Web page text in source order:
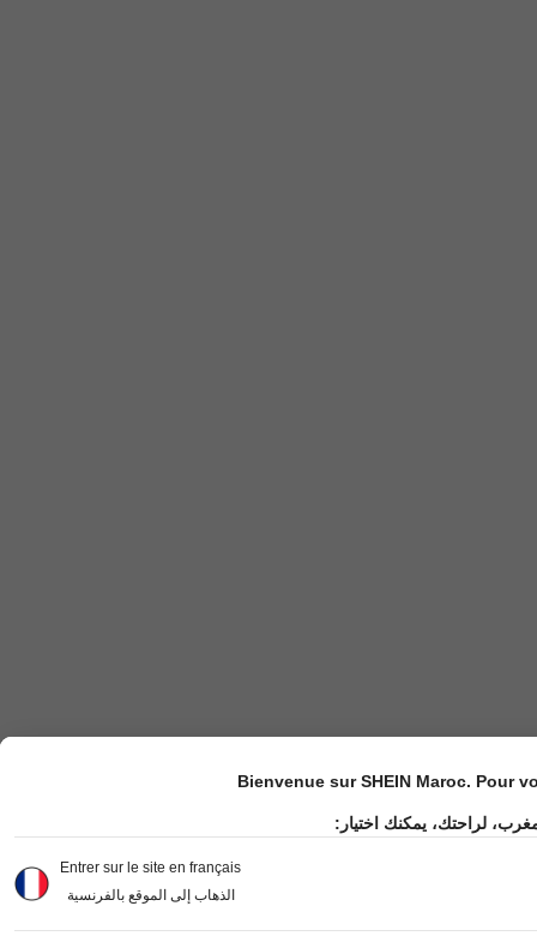
Bienvenue sur SHEIN Maroc. Pour
لراحتك، يمكنك اختيار:
Entrer sur le site en français
الذهاب إلى الموقع بالفرنسية